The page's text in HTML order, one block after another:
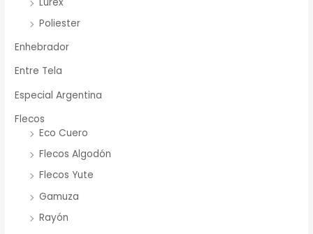
Poliester
Enhebrador
Entre Tela
Especial Argentina
Flecos
Eco Cuero
Flecos Algodón
Flecos Yute
Gamuza
Rayón